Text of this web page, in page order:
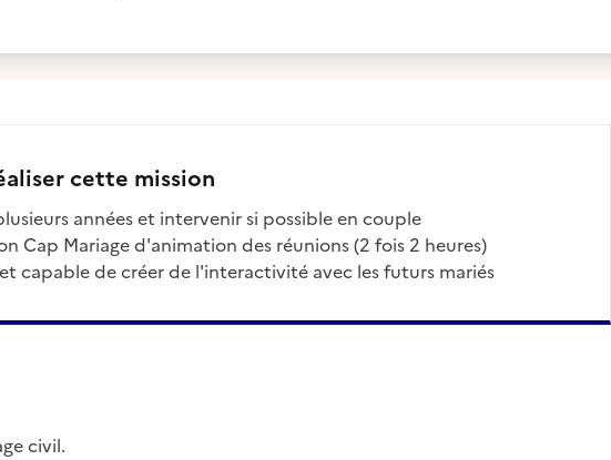
cette mission
années et intervenir si possible en couple
Cap Mariage d'animation des réunions (2 fois 2 heures)
et capable de créer de l'interactivité avec les futurs mariés
civil.